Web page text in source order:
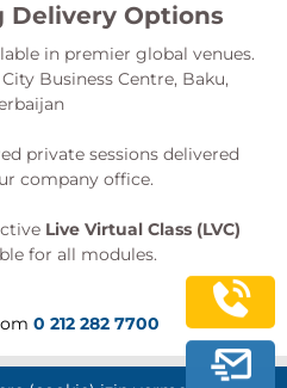
Delivery Options
in premier global venues.
Business Centre, Baku,
private sessions delivered
company office.
Live Virtual Class (LVC)
for all modules.
0 212 282 7700